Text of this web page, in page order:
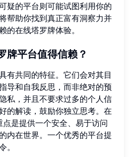
疑的平台则可能试图利用你的
帮助你找到真正富有洞察力并
的在线塔罗牌体验。
牌平台值得信赖？
有共同的特征。它们会对其目
导和自我反思，而非绝对的预
私，并且不要求过多的个人信
的解读，鼓励你独立思考。在
是提供一个安全、易于访问
内在世界。一个优秀的平台提
。